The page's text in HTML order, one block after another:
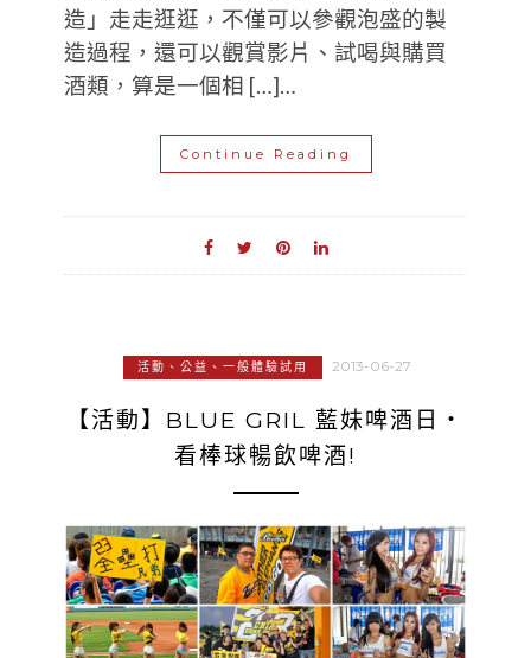
造」走走逛逛，不僅可以參觀泡盛的製
造過程，還可以觀賞影片、試喝與購買
酒類，算是一個相 […]…
Continue Reading
活動、公益、一般體驗試用 2013-06-27
【活動】BLUE GRIL 藍妹啤酒日‧
看棒球暢飲啤酒!